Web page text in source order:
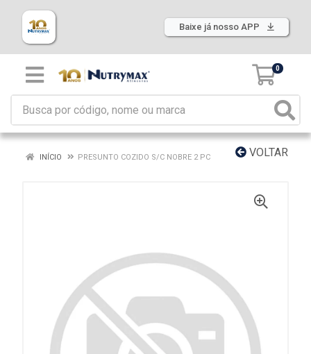
Baixe já nosso APP
0
VOLTAR
INÍCIO PRESUNTO COZIDO S/C NOBRE 2 PC